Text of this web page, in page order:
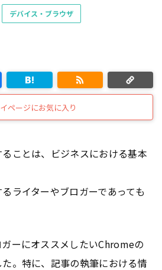
デバイス・ブラウザ
ページにお気に入り
ことは、ビジネスにおける基本
ライターやブロガーであっても
ーにオススメしたいChromeの
。特に、記事の執筆における情